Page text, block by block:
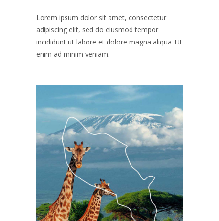
Lorem ipsum dolor sit amet, consectetur
adipiscing elit, sed do eiusmod tempor
incididunt ut labore et dolore magna aliqua. Ut
enim ad minim veniam.